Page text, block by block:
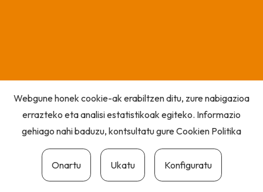
Webgune honek cookie-ak erabiltzen ditu, zure nabigazioa
errazteko eta analisi estatistikoak egiteko. Informazio
gehiago nahi baduzu, kontsultatu gureCookien Politika
Onartu Ukatu Konfiguratu